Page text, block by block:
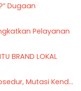
Dugaan
Pelayanan
BRAND LOKAL
Mutasi Kend...